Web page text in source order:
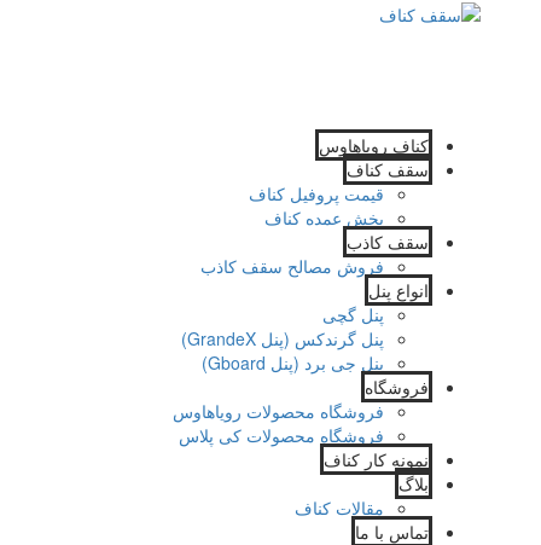
کناف رویاهاوس
سقف کناف
قیمت پروفیل کناف
پخش عمده کناف
سقف کاذب
فروش مصالح سقف کاذب
انواع پنل
پنل گچی
پنل گرندکس (پنل GrandeX)
پنل جی برد (پنل Gboard)
فروشگاه
فروشگاه محصولات رویاهاوس
فروشگاه محصولات کی پلاس
نمونه کار کناف
بلاگ
مقالات کناف
تماس با ما